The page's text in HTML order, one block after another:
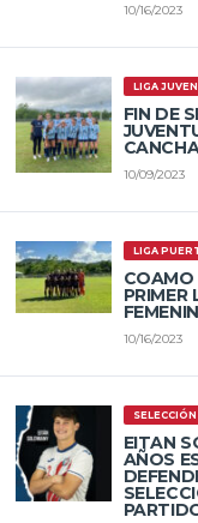
10/16/2023
LIGA
FIN DE
10/09/2023
LIGA
COAMO
PRIMER
10/16/2023
EITAN
AÑOS